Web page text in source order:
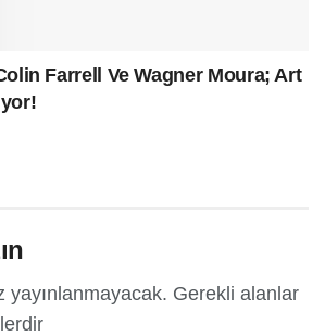
Farrell Ve Wagner Moura; Art
yayınlanmayacak. Gerekli alanlar